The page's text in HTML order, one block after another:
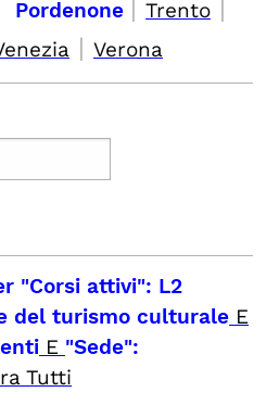
Pordenone | Trento |
| Verona
"Corsi attivi": L2
del turismo culturale E
E "Sede":
Tutti